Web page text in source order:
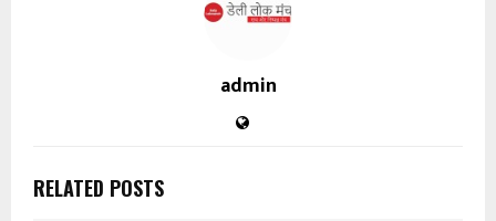
admin
RELATED POSTS